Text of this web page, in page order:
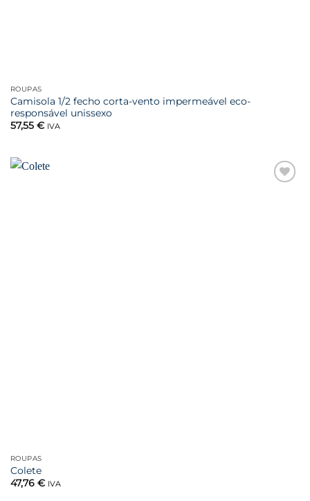
ROUPAS
Camisola 1/2 fecho corta-vento impermeável eco-
responsável unissexo
57,55 € IVA
ROUPAS
Colete
47,76 € IVA